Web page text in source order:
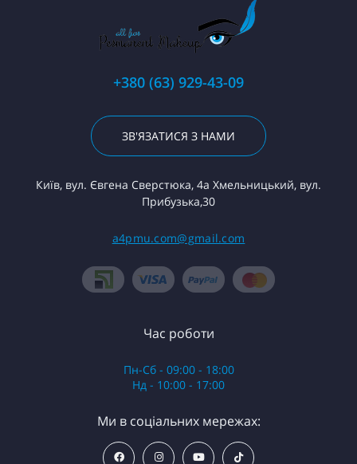
+380 (63) 929-43-09
ЗВ'ЯЗАТИСЯ З НАМИ
Київ, вул. Євгена Сверстюка, 4а Хмельницький, вул.
Прибузька,30
a4pmu.com@gmail.com
Час роботи
Пн-Сб - 09:00 - 18:00
Нд - 10:00 - 17:00
Ми в соціальних мережах: